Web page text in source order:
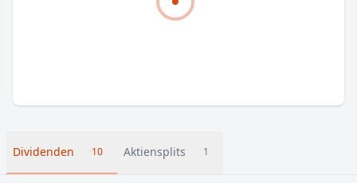
Dividenden 10 Aktiensplits 1